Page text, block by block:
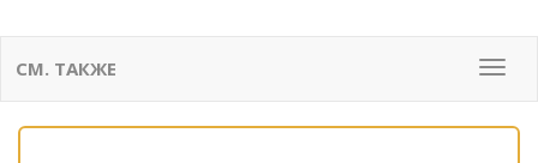
Меню
СМ. ТАКЖЕ